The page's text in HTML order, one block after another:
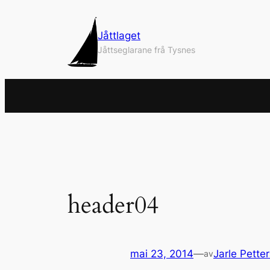
Jåttlaget
Jåttseglarane frå Tysnes
header04
mai 23, 2014—avJarle